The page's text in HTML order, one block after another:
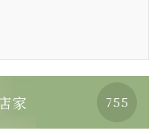
家 755